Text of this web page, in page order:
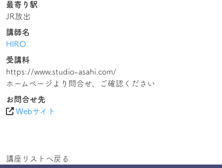
最寄り駅
JR放出
講師名
HIRO
受講料
https://www.studio-asahi.com/
ホームページより問合せ、ご確認ください
お問合せ先
Webサイト
講座リストへ戻る